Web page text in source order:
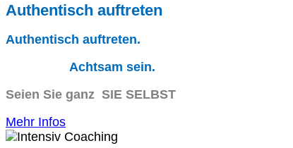
Authentisch auftreten
Authentisch auftreten.
Achtsam sein.
Seien Sie ganz SIE SELBST
Mehr Infos